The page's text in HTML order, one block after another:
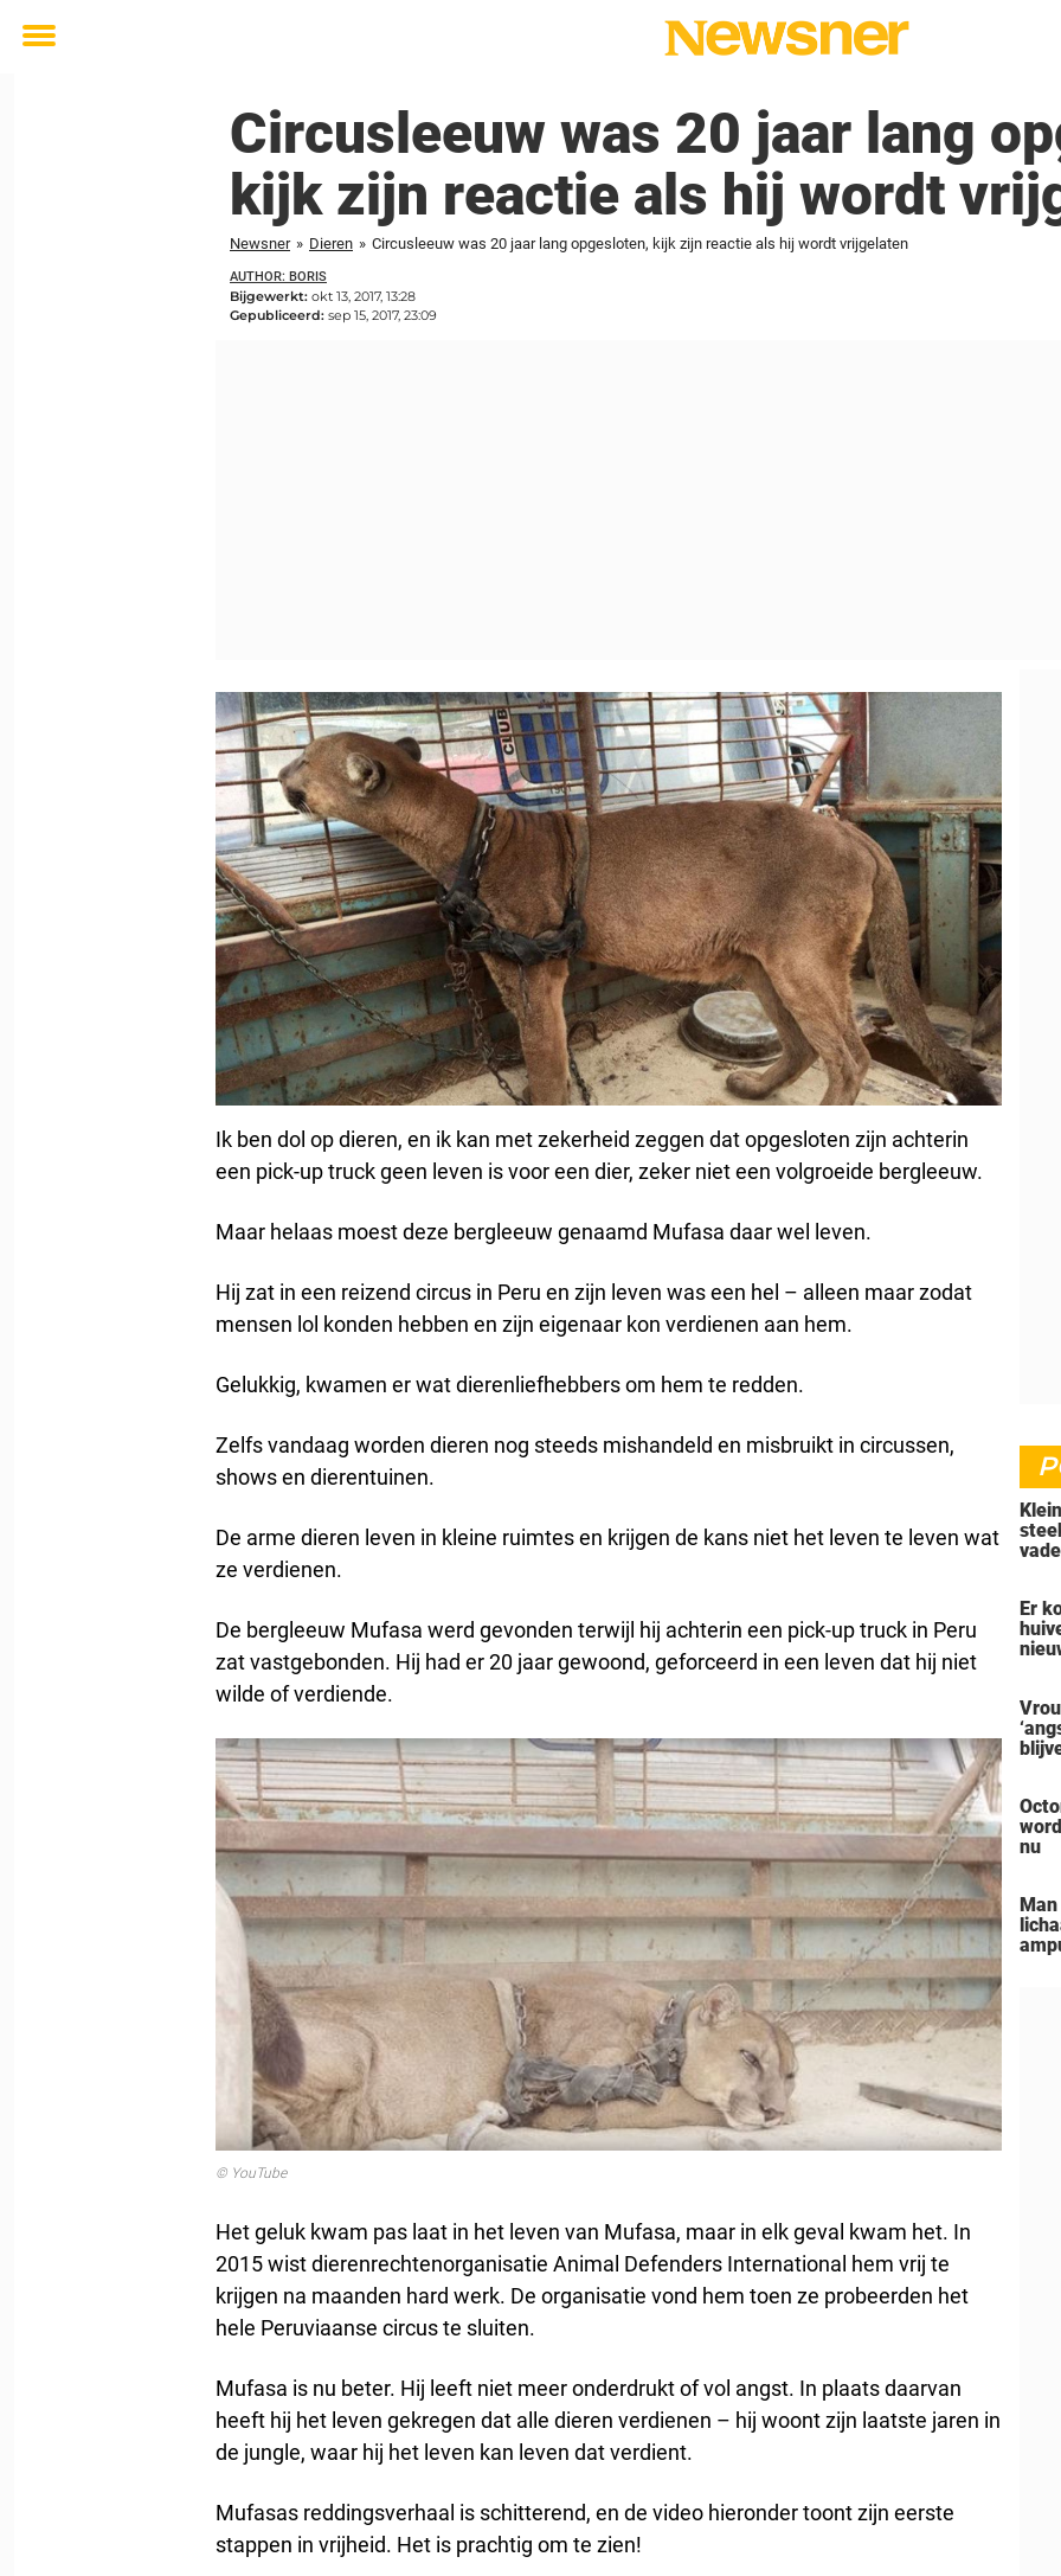
Toggle
Circusleeuw was 20 jaar lang
kijk zijn reactie als hij wordt
Newsner » Dieren » Circusleeuw was 20 jaar lang opgesloten, kijk zijn reactie als hij wordt vrijgelaten
AUTHOR: BORIS
Bijgewerkt: okt 13, 2017, 13:28
Gepubliceerd: sep 15, 2017, 23:09
Ik ben dol op dieren, en ik kan met zekerheid zeggen dat opgesloten zijn achterin
een pick-up truck geen leven is voor een dier, zeker niet een volgroeide bergleeuw.
Maar helaas moest deze bergleeuw genaamd Mufasa daar wel leven.
Hij zat in een reizend circus in Peru en zijn leven was een hel – alleen maar zodat
mensen lol konden hebben en zijn eigenaar kon verdienen aan hem.
Gelukkig, kwamen er wat dierenliefhebbers om hem te redden.
Zelfs vandaag worden dieren nog steeds mishandeld en misbruikt in circussen,
shows en dierentuinen.
De arme dieren leven in kleine ruimtes en krijgen de kans niet het leven te leven wat
ze verdienen.
De bergleeuw Mufasa werd gevonden terwijl hij achterin een pick-up truck in Peru
zat vastgebonden. Hij had er 20 jaar gewoond, geforceerd in een leven dat hij niet
wilde of verdiende.
© YouTube
Het geluk kwam pas laat in het leven van Mufasa, maar in elk geval kwam het. In
2015 wist dierenrechtenorganisatie Animal Defenders International hem vrij te
krijgen na maanden hard werk. De organisatie vond hem toen ze probeerden het
hele Peruviaanse circus te sluiten.
Mufasa is nu beter. Hij leeft niet meer onderdrukt of vol angst. In plaats daarvan
heeft hij het leven gekregen dat alle dieren verdienen – hij woont zijn laatste jaren in
de jungle, waar hij het leven kan leven dat verdient.
Mufasas reddingsverhaal is schitterend, en de video hieronder toont zijn eerste
stappen in vrijheid. Het is prachtig om te zien!
Er
man
een
nu